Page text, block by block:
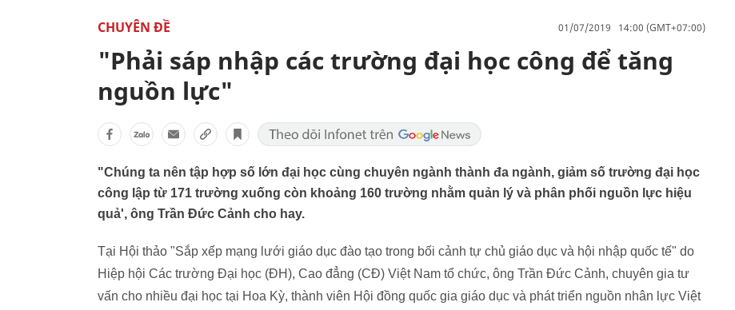
CHUYÊN ĐỀ 01/07/2019 14:00 (GMT+07:00)
"Phải sáp nhập các trường đại học công để tăng
nguồn lực"
"Chúng ta nên tập hợp số lớn đại học cùng chuyên ngành thành đa ngành, giảm số trường đại học
công lập từ 171 trường xuống còn khoảng 160 trường nhằm quản lý và phân phối nguồn lực hiệu
quả', ông Trần Đức Cảnh cho hay.
Tại Hội thảo "Sắp xếp mạng lưới giáo dục đào tạo trong bối cảnh tự chủ giáo dục và hội nhập quốc tế" do
Hiệp hội Các trường Đại học (ĐH), Cao đẳng (CĐ) Việt Nam tổ chức, ông Trần Đức Cảnh, chuyên gia tư
vấn cho nhiều đại học tại Hoa Kỳ, thành viên Hội đồng quốc gia giáo dục và phát triển nguồn nhân lực Việt